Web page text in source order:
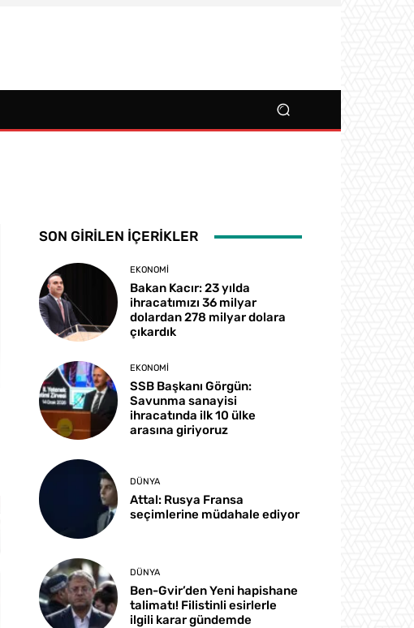
SON GIRILEN İÇERIKLER
EKONOMI
Bakan Kacır: 23 yılda
ihracatımızı 36 milyar
dolardan 278 milyar dolara
çıkardık
EKONOMI
SSB Başkanı Görgün:
Savunma sanayisi
ihracatında ilk 10 ülke
arasına giriyoruz
DÜNYA
Attal: Rusya Fransa
seçimlerine müdahale ediyor
DÜNYA
Ben-Gvir’den Yeni hapishane
talimatı! Filistinli esirlerle
ilgili karar gündemde